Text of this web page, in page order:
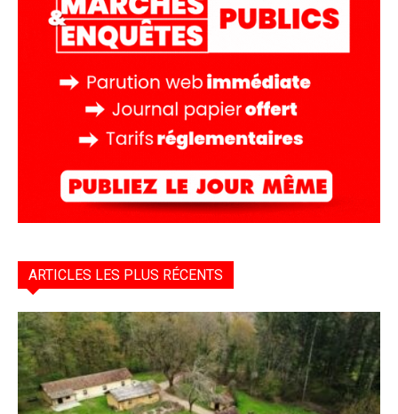
ARTICLES LES PLUS RÉCENTS